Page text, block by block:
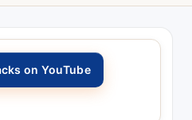
on YouTube